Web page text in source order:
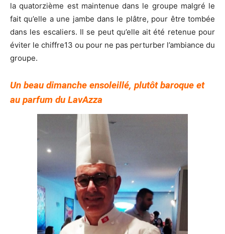
la quatorzième est maintenue dans le groupe malgré le
fait qu’elle a une jambe dans le plâtre, pour être tombée
dans les escaliers. Il se peut qu’elle ait été retenue pour
éviter le chiffre13 ou pour ne pas perturber l’ambiance du
groupe.
Un beau dimanche ensoleillé, plutôt baroque et
au parfum du LavAzza